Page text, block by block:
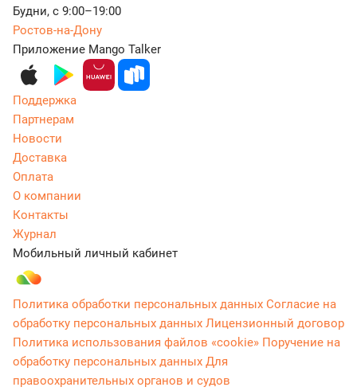
Будни, с 9:00–19:00
Ростов-на-Дону
Приложение Mango Talker
Поддержка
Партнерам
Новости
Доставка
Оплата
О компании
Контакты
Журнал
Мобильный личный кабинет
Политика обработки персональных данных Согласие на
обработку персональных данных Лицензионный договор
Политика использования файлов «cookie» Поручение на
обработку персональных данных Для
правоохранительных органов и судов